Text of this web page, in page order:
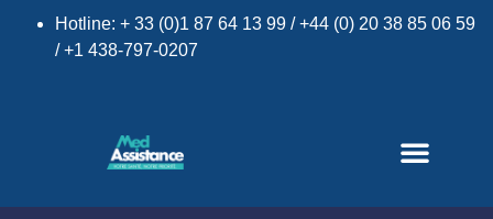
Hotline: + 33 (0)1 87 64 13 99 / +44 (0) 20 38 85 06 59
/ +1 438-797-0207